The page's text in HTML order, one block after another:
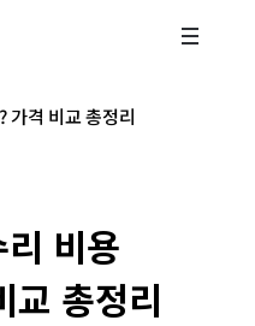
가격 비교 총정리
비용
교 총정리